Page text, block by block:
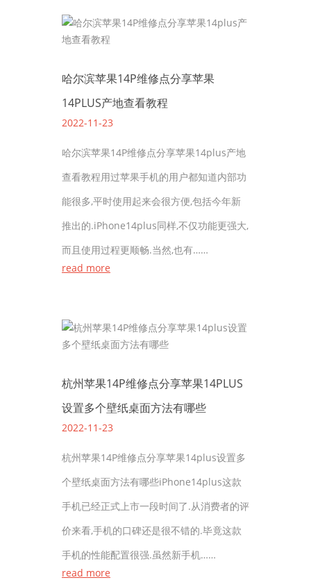
哈尔滨苹果14P维修点分享苹果
14PLUS产地查看教程
2022-11-23
哈尔滨苹果14P维修点分享苹果14plus产地
查看教程用过苹果手机的用户都知道内部功
能很多,平时使用起来会很方便,包括今年新
推出的.iPhone14plus同样,不仅功能更强大,
而且使用过程更顺畅.当然,也有……
read more
杭州苹果14P维修点分享苹果14PLUS
设置多个壁纸桌面方法有哪些
2022-11-23
杭州苹果14P维修点分享苹果14plus设置多
个壁纸桌面方法有哪些iPhone14plus这款
手机已经正式上市一段时间了.从消费者的评
价来看,手机的口碑还是很不错的.毕竟这款
手机的性能配置很强.虽然新手机……
read more